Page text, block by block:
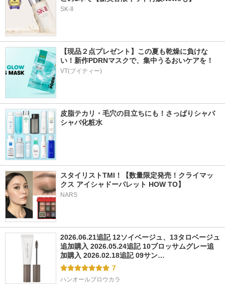
SK-II
【現品２点プレゼント】この夏も乾燥に負けな
い！新作PDRNマスクで、集中うるおいケアを！
VT(ブイティー)
皮脂テカリ・毛穴の目立ちにも！さっぱりシャバ
シャバ化粧水
スタイリストTMI！【数量限定発売！クライマッ
クス アイシャドーパレット HOW TO】
NARS
2026.06.21追記 12ソイベージュ、13タロベージュ
追加購入 2026.05.24追記 10ブロッサムグレー追
加購入 2026.02.18追記 09サン…
7
ハンオールブロウカラ